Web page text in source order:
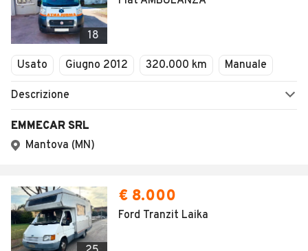
18
Usato Giugno 2012 320.000 km Manuale
Descrizione
EMMECAR SRL
Mantova (MN)
€ 8.000
Ford Tranzit Laika